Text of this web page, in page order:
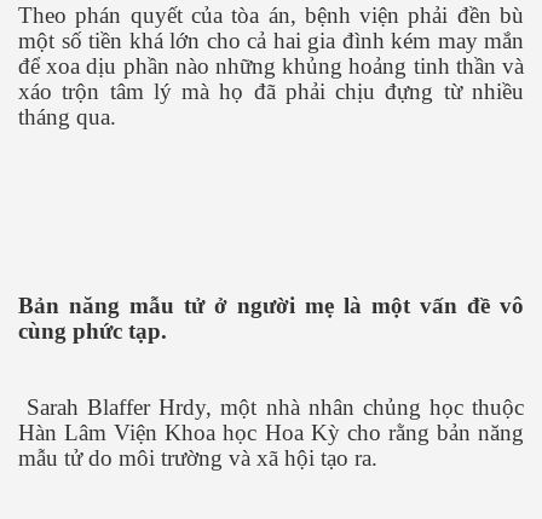
Theo phán quyết của tòa án, bệnh viện phải đền bù
một số tiền khá lớn cho cả hai gia đình kém may mắn
để xoa dịu phần nào những khủng hoảng tinh thần và
xáo trộn tâm lý mà họ đã phải chịu đựng từ nhiều
tháng qua.
Bản năng mẫu tử ở người mẹ là một vấn đề vô
cùng phức tạp.
Sarah Blaffer Hrdy, một nhà nhân chủng học thuộc
Hàn Lâm Viện Khoa học Hoa Kỳ cho rằng bản năng
mẫu tử do môi trường và xã hội tạo ra.
- P2